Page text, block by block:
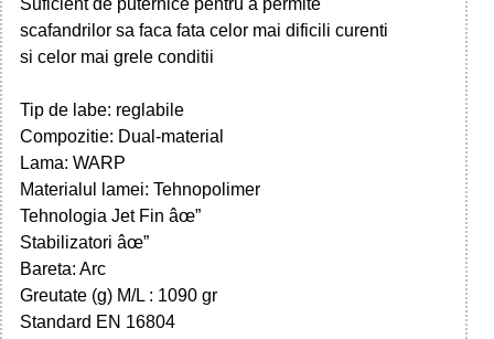
Suficient de puternice pentru a permite
scafandrilor sa faca fata celor mai dificili curenti
si celor mai grele conditii
Tip de labe: reglabile
Compozitie: Dual-material
Lama: WARP
Materialul lamei: Tehnopolimer
Tehnologia Jet Fin âœ”
Stabilizatori âœ”
Bareta: Arc
Greutate (g) M/L : 1090 gr
Standard EN 16804